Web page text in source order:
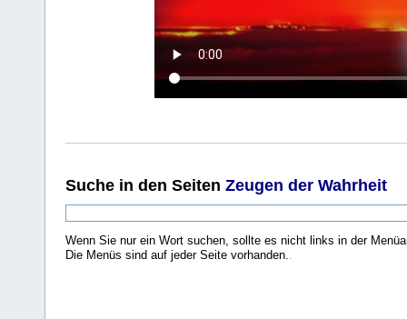
Suche in den Seiten Zeugen der Wahrheit
Wenn Sie nur ein Wort suchen, sollte es nicht links in der
Die Menüs sind auf jeder Seite vorhanden.